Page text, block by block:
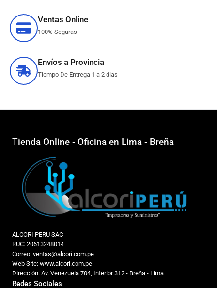
Ventas Online
100% Seguras
Envíos a Provincia
Tiempo De Entrega 1 a 2 dias
Tienda Online - Oficina en Lima - Breña
ALCORI PERU SAC
RUC: 20613248014
Correo: ventas@alcori.com.pe
Web Site: www.alcori.com.pe
Dirección: Av. Venezuela 704, Interior 312 - Breña - Lima
Redes Sociales